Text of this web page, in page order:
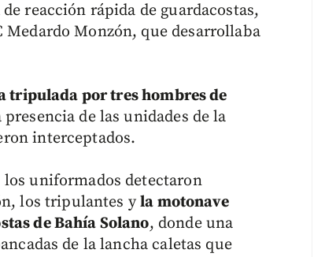
reacción rápida de guardacostas,
Monzón, que desarrollaba
tripulada por tres hombres de
de las unidades de la
interceptados.
uniformados detectaron
los tripulantes yla motonave
de Bahía Solano, donde una
de la lancha caletas que